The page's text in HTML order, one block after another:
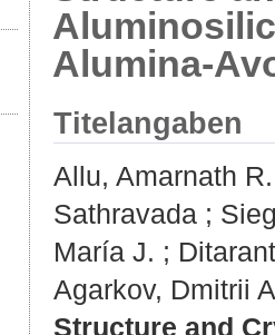
Alumina-
Titelangaben
Allu, Amarnath R.
Sathravada ;
María J. ;
Agarkov, Dmitrii
Structure and